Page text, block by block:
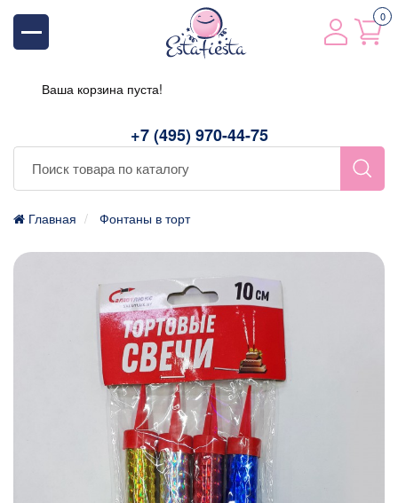
+7 (495) 970-44-75
0
Ваша корзина пуста!
Главная Фонтаны в торт